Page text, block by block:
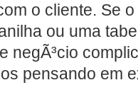
o cliente. Se
ou uma
negÃ³cio
pensando em